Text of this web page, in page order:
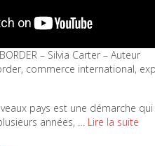
– Silvia Carter – Auteur
commerce international,
pays est une démarche
années, … Lire la suite